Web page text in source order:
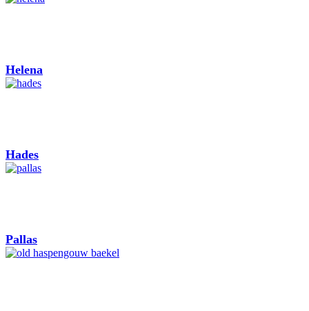
Helena
Hades
Pallas